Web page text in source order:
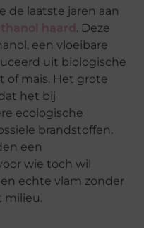
de laatste jaren aan
haard . Deze
een vloeibare
uit biologische
of mais. Het grote
het bij
ecologische
brandstoffen.
een
wie toch wil
echte vlam zonder
milieu.